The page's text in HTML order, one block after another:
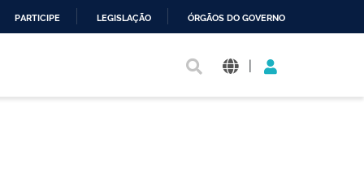
PARTICIPE LEGISLAÇÃO ÓRGÃOS DO GOVERNO
|